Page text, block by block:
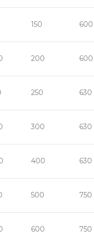
150 600
200 600
250 630
300 630
400 630
500 750
600 750